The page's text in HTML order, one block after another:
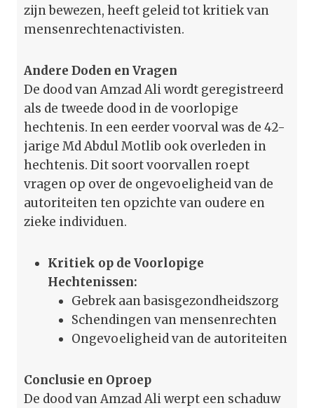
zijn bewezen, heeft geleid tot kritiek van
mensenrechtenactivisten.
Andere Doden en Vragen
De dood van Amzad Ali wordt geregistreerd
als de tweede dood in de voorlopige
hechtenis. In een eerder voorval was de 42-
jarige Md Abdul Motlib ook overleden in
hechtenis. Dit soort voorvallen roept
vragen op over de ongevoeligheid van de
autoriteiten ten opzichte van oudere en
zieke individuen.
Kritiek op de Voorlopige
Hechtenissen:
Gebrek aan basisgezondheidszorg
Schendingen van mensenrechten
Ongevoeligheid van de autoriteiten
Conclusie en Oproep
De dood van Amzad Ali werpt een schaduw